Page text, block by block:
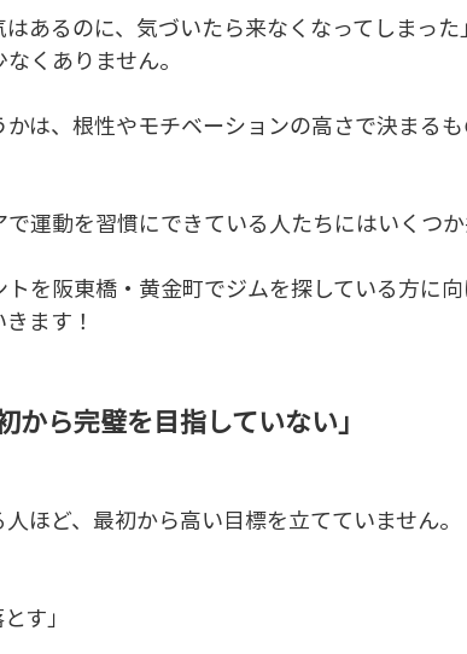
あるのに、気づいたら来なくなってしまった」
くありません。
は、根性やモチベーションの高さで決まる
運動を習慣にできている人たちにはいくつか
を阪東橋・黄金町でジムを探している方に
ます！
ら完璧を目指していない」
ほど、最初から高い目標を立てていません。
す」